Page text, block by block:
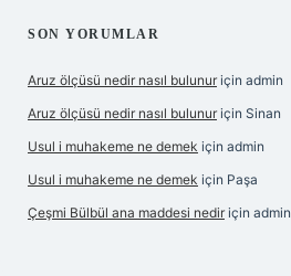
SON YORUMLAR
Aruz ölçüsü nedir nasıl bulunur için admin
Aruz ölçüsü nedir nasıl bulunur için Sinan
Usul i muhakeme ne demek için admin
Usul i muhakeme ne demek için Paşa
Çeşmi Bülbül ana maddesi nedir için admin